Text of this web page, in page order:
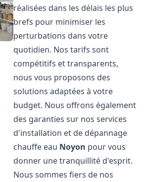
réalisées dans les délais les plus
brefs pour minimiser les
perturbations dans votre
quotidien. Nos tarifs sont
compétitifs et transparents,
nous vous proposons des
solutions adaptées à votre
budget. Nous offrons également
des garanties sur nos services
d'installation et de dépannage
chauffe eau Noyon pour vous
donner une tranquillité d'esprit.
Nous sommes fiers de nos